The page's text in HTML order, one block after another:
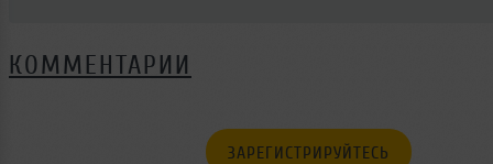
КОММЕНТАРИИ
ЗАРЕГИСТРИРУЙТЕСЬ